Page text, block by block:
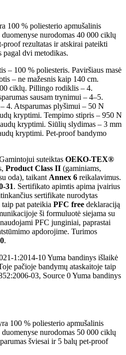
100 % poliesterio apmušalinis
nurodomas 40 000 ciklų
rezultatas ir atskirai pateikti
dvi metodikas.
– 100 % poliesteris. Paviršiaus masė
– ne mažesnis kaip 140 cm.
ciklų. Pillingo rodiklis – 4.
sausam trynimui – 4–5.
4. Atsparumas plyšimui – 50 N
kryptimi. Tempimo stipris – 950 N
kryptimi. Siūlių slydimas – 3 mm
kryptimi. Pet-proof bandymo
suteiktas OEKO-TEX®
Product Class II (gaminiams,
oda), taikant Annex 6 reikalavimus.
31. Sertifikato apimtis apima įvairius
sertifikate nurodytas
pat pateikia PFC free deklaraciją
ši formuluotė siejama su
PFC junginiai, paprastai
apdorojime. Turimos
.
1:2014-10 Yuma bandinys išlaikė
pačioje bandymų ataskaitoje taip
03, Source 0 Yuma bandinys
100 % poliesterio apmušalinis
nurodomas 50 000 ciklų
šviesai ir 5 balų pet-proof